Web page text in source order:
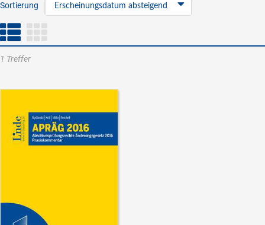
Sortierung Erscheinungsdatum absteigend
1 Treffer